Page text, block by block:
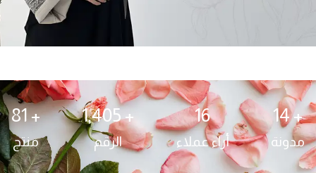
مدونة
+
14
أراء عملاء
16
الرقم
+
1,405
منتج
+
81